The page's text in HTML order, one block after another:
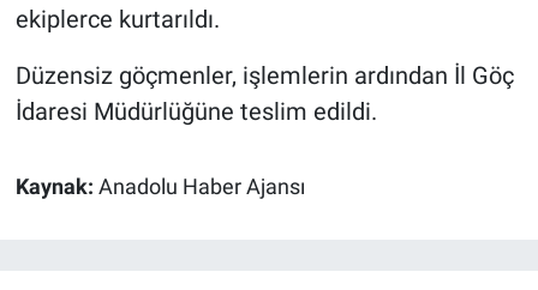
ekiplerce kurtarıldı.
Düzensiz göçmenler, işlemlerin ardından İl Göç
İdaresi Müdürlüğüne teslim edildi.
Kaynak: Anadolu Haber Ajansı